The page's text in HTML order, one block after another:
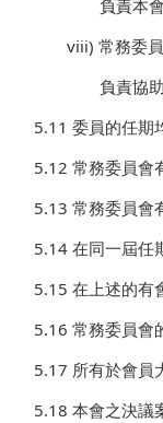
負責本
viii) 常務委
負責協
5.11 委員的任期
5.12 常務委員會
5.13 常務委員會
5.14 在同一屆任
5.15 在上述的有
5.16 常務委員會
5.17 所有於會員
5.18 本會之決議